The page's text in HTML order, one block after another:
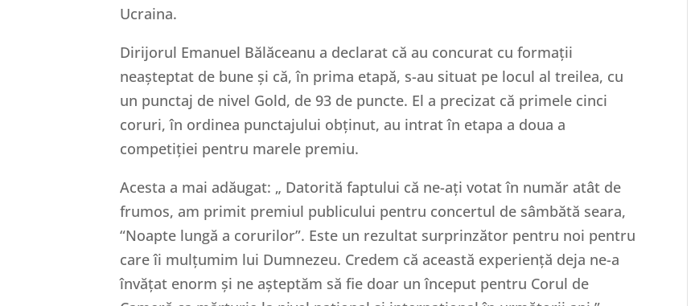
Ucraina.
Dirijorul Emanuel Bălăceanu a declarat că au concurat cu formații
neașteptat de bune și că, în prima etapă, s-au situat pe locul al treilea, cu
un punctaj de nivel Gold, de 93 de puncte. El a precizat că primele cinci
coruri, în ordinea punctajului obținut, au intrat în etapa a doua a
competiției pentru marele premiu.
Acesta a mai adăugat: „ Datorită faptului că ne-ați votat în număr atât de
frumos, am primit premiul publicului pentru concertul de sâmbătă seara,
“Noapte lungă a corurilor”. Este un rezultat surprinzător pentru noi pentru
care îi mulțumim lui Dumnezeu. Credem că această experiență deja ne-a
învățat enorm și ne așteptăm să fie doar un început pentru Corul de